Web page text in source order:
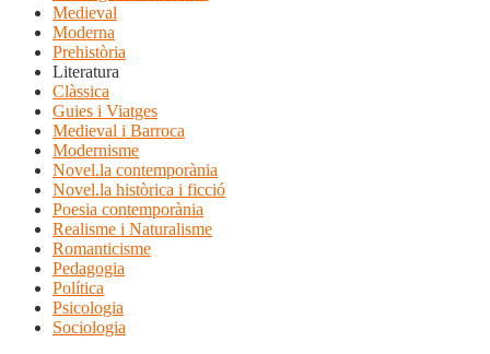
Medieval
Moderna
Prehistòria
Literatura
Clàssica
Guies i Viatges
Medieval i Barroca
Modernisme
Novel.la contemporània
Novel.la històrica i ficció
Poesia contemporània
Realisme i Naturalisme
Romanticisme
Pedagogia
Política
Psicologia
Sociologia